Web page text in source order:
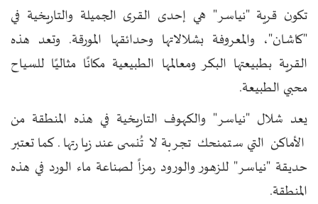
تكون قرية "نياسر" هي إحدى القرى الجميلة والتاريخية في
"كاشان"، والمعروفة بشلالاتها وحدائقها المورقة. وتعد هذه
القرية بطبيعتها البكر ومعالمها الطبيعية مكانًا مثاليًا للسياح
محبي الطبيعة.
يعد شلال "نياسر" والكهوف التاريخية في هذه المنطقة من
الأماكن التي ستمنحك تجربة لا تُنسى عند زيارتها. كما تعتبر
حديقة "نياسر" للزهور والورود رمزاً لصناعة ماء الورد في هذه
المنطقة.